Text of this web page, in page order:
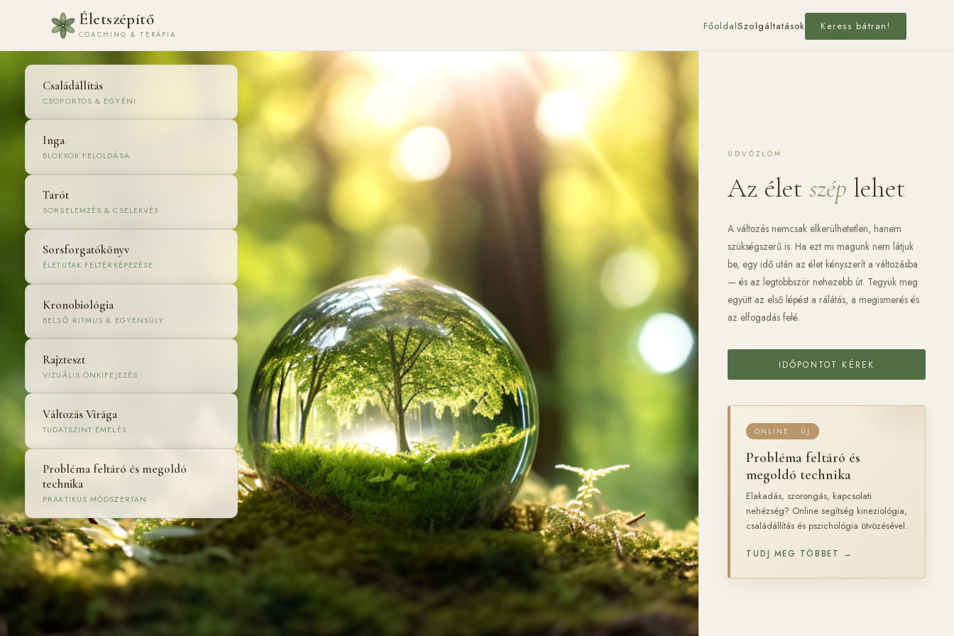
Életszépítő
COACHING & TERÁPIA
FőoldalSzolgáltatások Keress bátran!
Családállítás
CSOPORTOS & EGYÉNI
Inga
BLOKKOK FELOLDÁSA
Tarót
SORSELEMZÉS & CSELEKVÉS
Sorsforgatókönyv
ÉLETUTAK FELTÉRKÉPEZÉSE
Kronobiológia
BELSŐ RITMUS & EGYENSÚLY
Rajzteszt
VIZUÁLIS ÖNKIFEJEZÉS
Változás Virága
TUDATSZINT EMELÉS
Probléma feltáró és megoldó
technika
PRAKTIKUS MÓDSZERTAN
ÜDVÖZLÖM
Az élet szép lehet
A változás nemcsak elkerülhetetlen, hanem
szükségszerű is. Ha ezt mi magunk nem látjuk
be, egy idő után az élet kényszerít a változásba
— és az legtöbbször nehezebb út. Tegyük meg
együtt az első lépést a rálátás, a megismerés és
az elfogadás felé.
IDŐPONTOT KÉREK
ONLINE · ÚJ
Probléma feltáró és
megoldó technika
Elakadás, szorongás, kapcsolati
nehézség? Online segítség kineziológia,
családállítás és pszichológia ötvözésével.
TUDJ MEG TÖBBET →